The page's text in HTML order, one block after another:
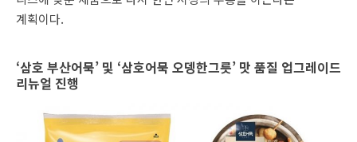
계획이다.
‘삼호 부산어묵’ 및 ‘삼호어묵 오뎅한그릇’ 맛 품질 업그레이드
리뉴얼 진행